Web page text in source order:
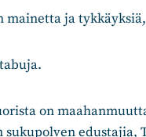
ja tykkäyksiä,
on
edustajia,